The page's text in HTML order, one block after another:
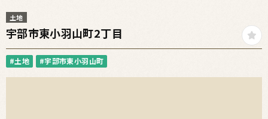
土地
宇部市東小羽山町2丁目
#土地 #宇部市東小羽山町